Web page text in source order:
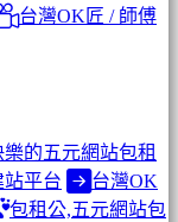
台灣OK匠 / 師傅
樂的五元網站包租
站平台
台灣OK
包租公,五元網站包